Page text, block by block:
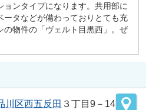
ンタイプになります。共用部に
ータなどが備わっておりとても充
の物件の「ヴェルト目黒西」。ぜ
川区西五反田 ３丁目9－14